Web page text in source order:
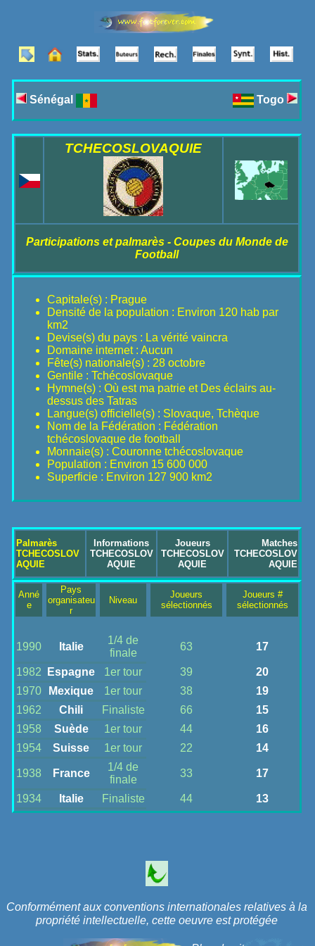
Sénégal Togo
TCHECOSLOVAQUIE
Participations et palmarès - Coupes du Monde de
Football
Capitale(s) : Prague
Densité de la population : Environ 120 hab par
km2
Devise(s) du pays : La vérité vaincra
Domaine internet : Aucun
Fête(s) nationale(s) : 28 octobre
Gentile : Tchécoslovaque
Hymne(s) : Où est ma patrie et Des éclairs au-
dessus des Tatras
Langue(s) officielle(s) : Slovaque, Tchèque
Nom de la Fédération : Fédération
tchécoslovaque de football
Monnaie(s) : Couronne tchécoslovaque
Population : Environ 15 600 000
Superficie : Environ 127 900 km2
Palmarès
TCHECOSLOV
AQUIE
Informations
TCHECOSLOV
AQUIE
Joueurs
TCHECOSLOV
AQUIE
Matches
TCHECOSLOV
AQUIE
Anné
e
Pays
organisateu
r
Niveau
Joueurs
sélectionnés
Joueurs #
sélectionnés
1990 Italie
1/4 de
finale
63 17
1982 Espagne 1er tour 39
20
1970
Mexique 1er tour 38
19
1962
Chili Finaliste 66
15
1958
Suède 1er tour 44
16
1954
Suisse 1er tour 22 14
1938 France
1/4 de
finale
33 17
1934 Italie Finaliste 44 13
Conformément aux conventions internationales relatives à la
propriété intellectuelle, cette oeuvre est protégée